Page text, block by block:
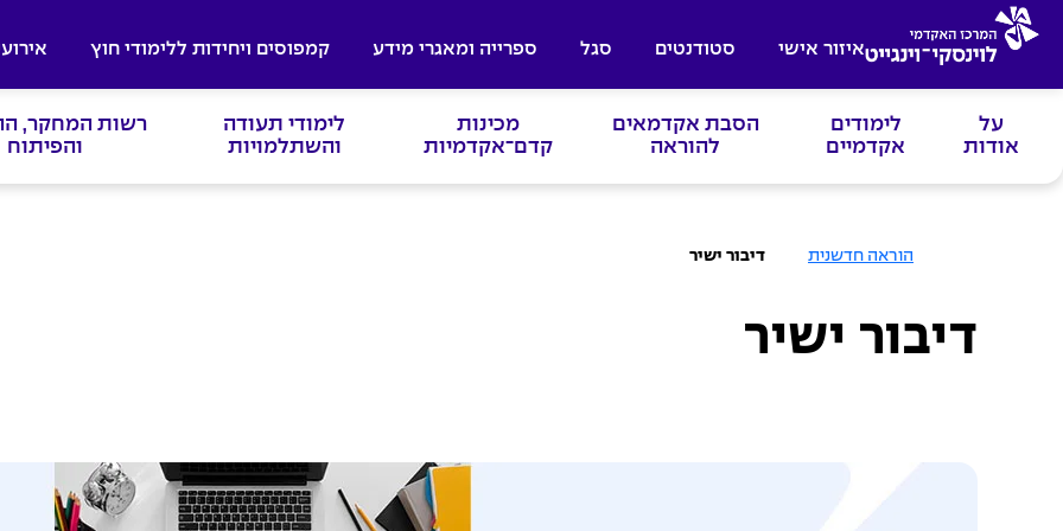
איזור אישי סטודנטים סגל ספרייה ומאגרי מידע קמפוסים ויחידות ללימודי חוץ
על
אודות
לימודים
אקדמיים
הסבת אקדמאים
להוראה
מכינות
קדם־אקדמיות
לימודי תעודה
והשתלמויות
רשות המחקר,
והפיתוח
ה
הוראה חדשנית דיבור ישיר
דיבור ישיר